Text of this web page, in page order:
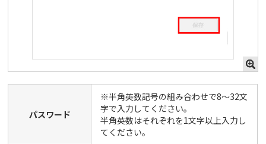
パスワード
※半角英数記号の組み合わせで8〜32文
字で入力してください。
半角英数はそれぞれを1文字以上入力し
てください。